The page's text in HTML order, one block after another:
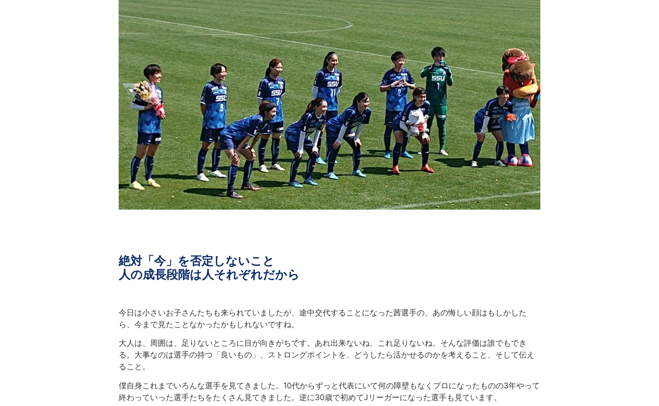
絶対「今」を否定しないこと
人の成長段階は人それぞれだから
今日は小さいお子さんたちも来られていましたが、途中交代することになった茜選手の、あの悔しい顔はもしかした
ら、今まで見たことなかったかもしれないですね。
大人は、周囲は、足りないところに目が向きがちです。あれ出来ないね、これ足りないね。そんな評価は誰でもでき
る。大事なのは選手の持つ「良いもの」、ストロングポイントを、どうしたら活かせるのかを考えること、そして伝え
ること。
僕自身これまでいろんな選手を見てきました。10代からずっと代表にいて何の障壁もなくプロになったものの3年やって
終わっていった選手たちをたくさん見てきました。逆に30歳で初めてJリーガーになった選手も見ています。